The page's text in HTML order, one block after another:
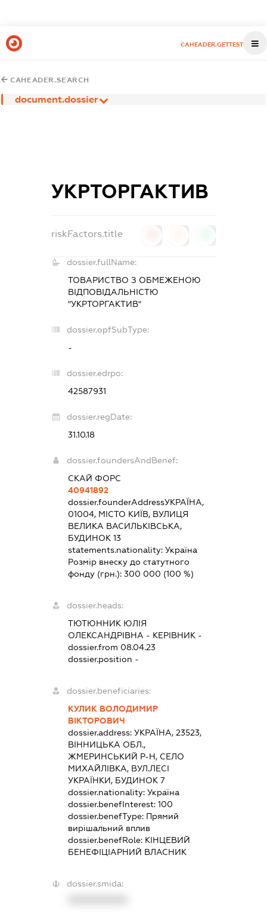
CAHEADER.GETTEST
CAHEADER.SEARCH
document.dossier
УКРТОРГАКТИВ
riskFactors.title
dossier.fullName:
ТОВАРИСТВО З ОБМЕЖЕНОЮ
ВІДПОВІДАЛЬНІСТЮ
"УКРТОРГАКТИВ"
dossier.opfSubType:
-
dossier.edrpo:
42587931
dossier.regDate:
31.10.18
dossier.foundersAndBenef:
СКАЙ ФОРС
40941892
dossier.founderAddressУКРАЇНА,
01004, МІСТО КИЇВ, ВУЛИЦЯ
ВЕЛИКА ВАСИЛЬКІВСЬКА,
БУДИНОК 13
statements.nationality: Україна
Розмір внеску до статутного
фонду (грн.): 300 000 (100 %)
dossier.heads:
ТЮТЮННИК ЮЛІЯ
ОЛЕКСАНДРІВНА - КЕРІВНИК-
dossier.from 08.04.23
dossier.position -
dossier.beneficiaries:
КУЛИК ВОЛОДИМИР
ВІКТОРОВИЧ
dossier.address: УКРАЇНА, 23523,
ВІННИЦЬКА ОБЛ.,
ЖМЕРИНСЬКИЙ Р-Н, СЕЛО
МИХАЙЛІВКА, ВУЛ.ЛЕСІ
УКРАЇНКИ, БУДИНОК 7
dossier.nationality: Україна
dossier.benefInterest: 100
dossier.benefType: Прямий
вирішальний вплив
dossier.benefRole: КІНЦЕВИЙ
БЕНЕФІЦІАРНИЙ ВЛАСНИК
dossier.smida: